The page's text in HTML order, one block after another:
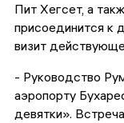
Пит Хегсет, а
присоединится к
визит
- Руководство
аэропорту
девятки».